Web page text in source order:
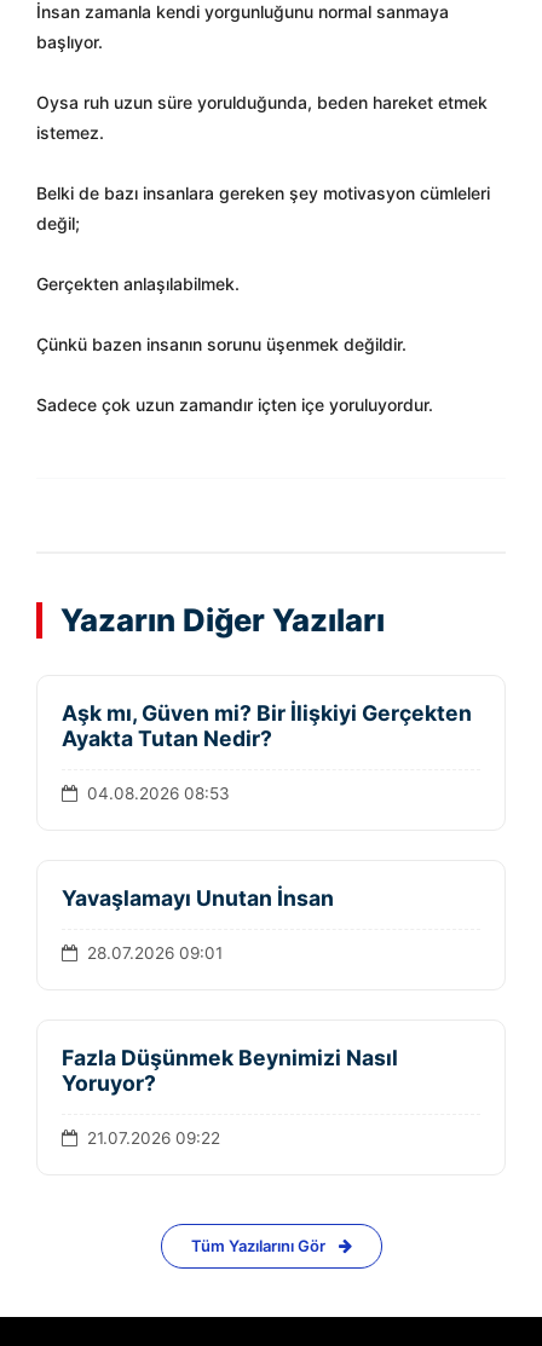
İnsan zamanla kendi yorgunluğunu normal sanmaya
başlıyor.
Oysa ruh uzun süre yorulduğunda, beden hareket etmek
istemez.
Belki de bazı insanlara gereken şey motivasyon cümleleri
değil;
Gerçekten anlaşılabilmek.
Çünkü bazen insanın sorunu üşenmek değildir.
Sadece çok uzun zamandır içten içe yoruluyordur.
Yazarın Diğer Yazıları
Aşk mı, Güven mi? Bir İlişkiyi Gerçekten
Ayakta Tutan Nedir?
04.08.2026 08:53
Yavaşlamayı Unutan İnsan
28.07.2026 09:01
Fazla Düşünmek Beynimizi Nasıl
Yoruyor?
21.07.2026 09:22
Tüm Yazılarını Gör